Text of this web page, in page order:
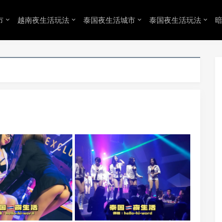
越南夜生活玩法 泰国夜生活城市 泰国夜生活玩法